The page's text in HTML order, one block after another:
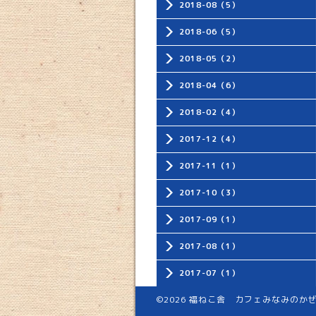
2018-08（5）
2018-06（5）
2018-05（2）
2018-04（6）
2018-02（4）
2017-12（4）
2017-11（1）
2017-10（3）
2017-09（1）
2017-08（1）
2017-07（1）
©2026 福ねこ舎 カフェみなみのかぜ